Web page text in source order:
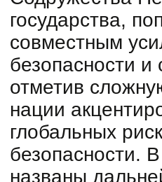
государства,
совместным
безопасности и
отметив
нации
глобальных
безопасности.
названы